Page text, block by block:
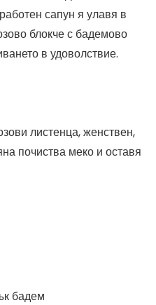
сапун я улавя в
блокче с бадемово
в удоволствие.
листенца, женствен,
почиства меко и оставя
бадем